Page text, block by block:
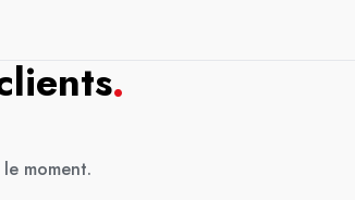
.
moment.